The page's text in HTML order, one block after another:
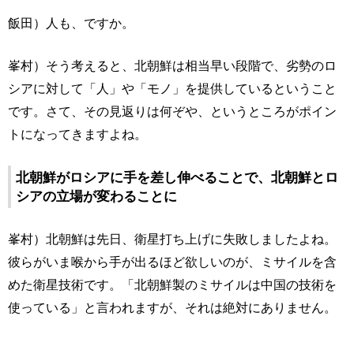
飯田）人も、ですか。
峯村）そう考えると、北朝鮮は相当早い段階で、劣勢のロ
シアに対して「人」や「モノ」を提供しているということ
です。さて、その見返りは何ぞや、というところがポイン
トになってきますよね。
北朝鮮がロシアに手を差し伸べることで、北朝鮮とロ
シアの立場が変わることに
峯村）北朝鮮は先日、衛星打ち上げに失敗しましたよね。
彼らがいま喉から手が出るほど欲しいのが、ミサイルを含
めた衛星技術です。「北朝鮮製のミサイルは中国の技術を
使っている」と言われますが、それは絶対にありません。